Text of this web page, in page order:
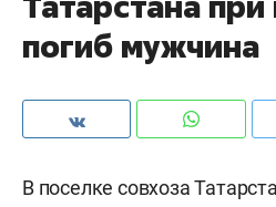
погиб мужчина
В поселке совхоза